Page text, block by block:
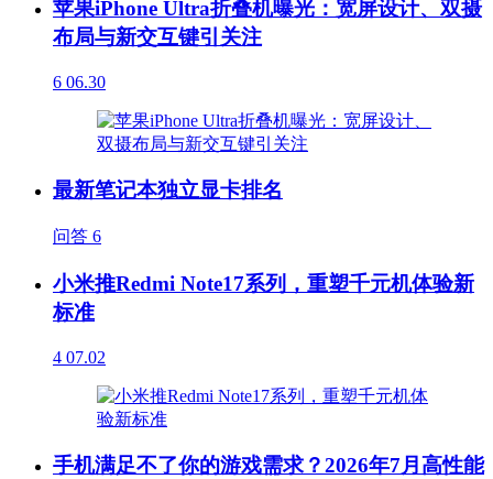
苹果iPhone Ultra折叠机曝光：宽屏设计、双摄
布局与新交互键引关注
6 06.30
最新笔记本独立显卡排名
问答 6
小米推Redmi Note17系列，重塑千元机体验新
标准
4 07.02
手机满足不了你的游戏需求？2026年7月高性能